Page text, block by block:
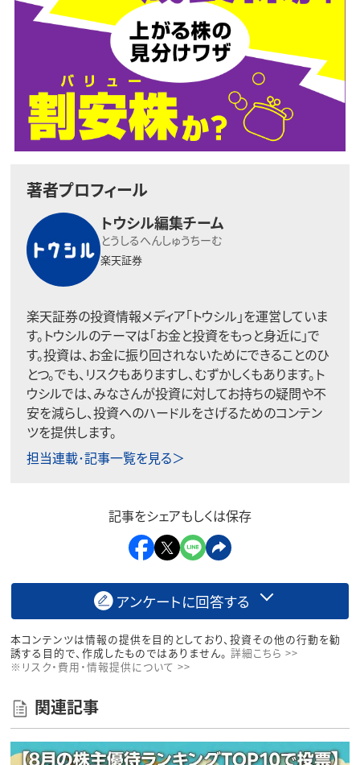
著者プロフィール
トウシル編集チーム
とうしるへんしゅうちーむ
楽天証券
楽天証券の投資情報メディア「トウシル」を運営していま
す。トウシルのテーマは「お金と投資をもっと身近に」で
す。投資は、お金に振り回されないためにできることのひ
とつ。でも、リスクもありますし、むずかしくもあります。ト
ウシルでは、みなさんが投資に対してお持ちの疑問や不
安を減らし、投資へのハードルをさげるためのコンテン
ツを提供します。
担当連載･記事一覧を見る＞
記事をシェアもしくは保存
アンケートに回答する
本コンテンツは情報の提供を目的としており、投資その他の行動を勧
誘する目的で、作成したものではありません。 詳細こちら >>
※リスク・費用・情報提供について >>
関連記事